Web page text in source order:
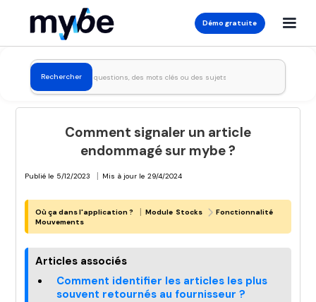
Démo gratuite
Comment signaler un article
endommagé sur mybe ?
Publié le 5/12/2023 | Mis à jour le 29/4/2024
Où ça dans l'application ? | Module Stocks
Fonctionnalité
Mouvements
Articles associés
Comment identifier les articles les plus
souvent retournés au fournisseur ?